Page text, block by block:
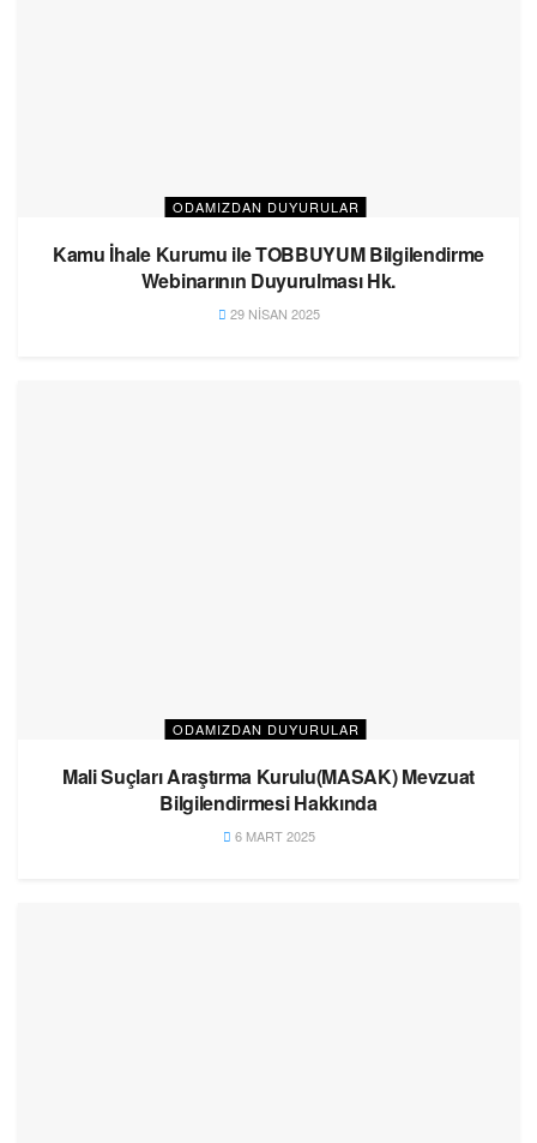
ODAMIZDAN DUYURULAR
Kamu İhale Kurumu ile TOBBUYUM Bilgilendirme
Webinarının Duyurulması Hk.
29 NISAN 2025
ODAMIZDAN DUYURULAR
Mali Suçları Araştırma Kurulu(MASAK) Mevzuat
Bilgilendirmesi Hakkında
6 MART 2025